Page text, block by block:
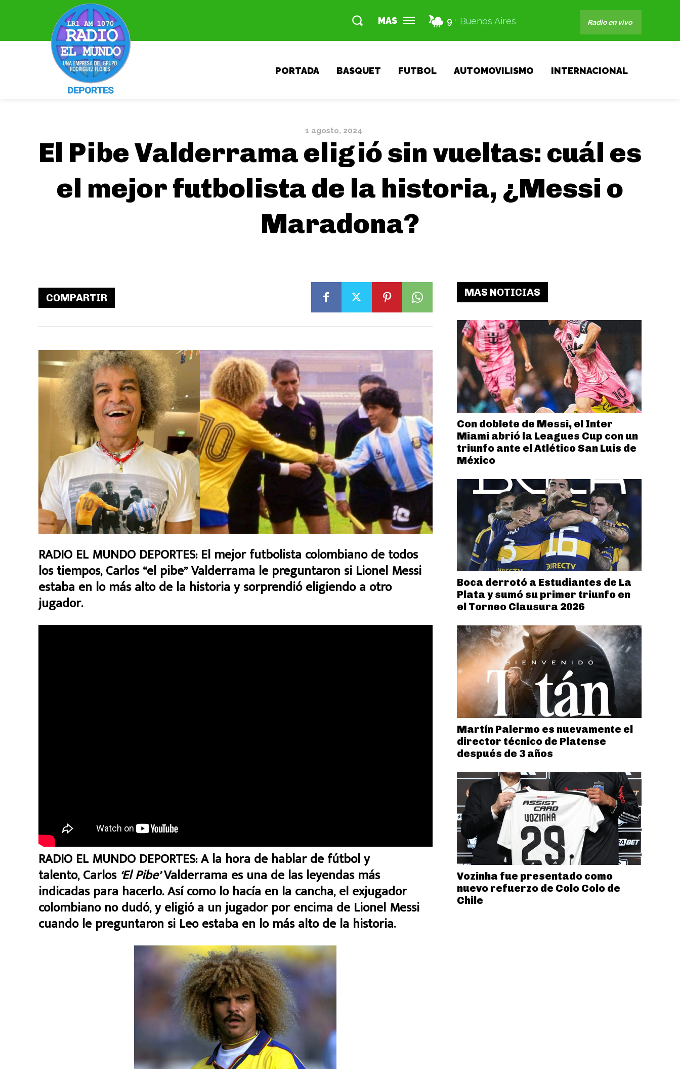
MAS 9 C Buenos Aires Radio en vivo
PORTADA BASQUET FUTBOL AUTOMOVILISMO INTERNACIONAL
1 agosto, 2024
El Pibe Valderrama eligió sin vueltas: cuál es
el mejor futbolista de la historia, ¿Messi o
Maradona?
COMPARTIR
RADIO EL MUNDO DEPORTES: El mejor futbolista colombiano de todos
los tiempos, Carlos “el pibe” Valderrama le preguntaron si Lionel Messi
estaba en lo más alto de la historia y sorprendió eligiendo a otro
jugador.
RADIO EL MUNDO DEPORTES: A la hora de hablar de fútbol y
talento, Carlos ‘El Pibe’Valderrama es una de las leyendas más
indicadas para hacerlo. Así como lo hacía en la cancha, el exjugador
colombiano no dudó, y eligió a un jugador por encima de Lionel Messi
cuando le preguntaron si Leo estaba en lo más alto de la historia.
MAS NOTICIAS
Con doblete de Messi, el Inter
Miami abrió la Leagues Cup con un
triunfo ante el Atlético San Luis de
México
Boca derrotó a Estudiantes de La
Plata y sumó su primer triunfo en
el Torneo Clausura 2026
Martín Palermo es nuevamente el
director técnico de Platense
después de 3 años
Vozinha fue presentado como
nuevo refuerzo de Colo Colo de
Chile